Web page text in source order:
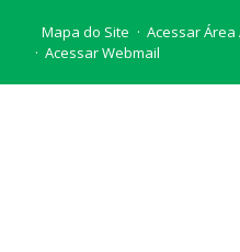
Mapa do Site
Acessar
Acessar Webmail